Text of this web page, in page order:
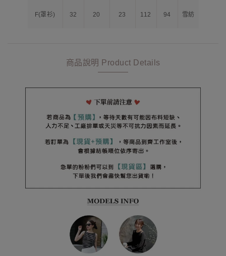
F(罩衫) 32 20 23 112 94 雪紡
商品說明 Product Details